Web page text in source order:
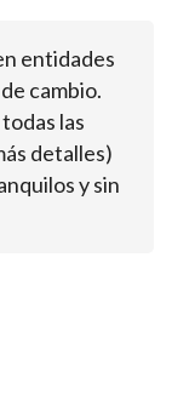
entidades
cambio.
las
detalles)
y sin